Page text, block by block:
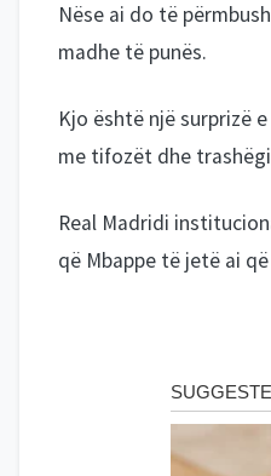
Nëse ai do të
madhe të punës.
Kjo është një surprizë
me tifozët dhe
Real Madridi
që Mbappe të jetë ai